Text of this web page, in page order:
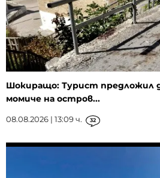
Шокиращо: Турист предложил
момиче на остров...
08.08.2026 | 13:09 ч. 32